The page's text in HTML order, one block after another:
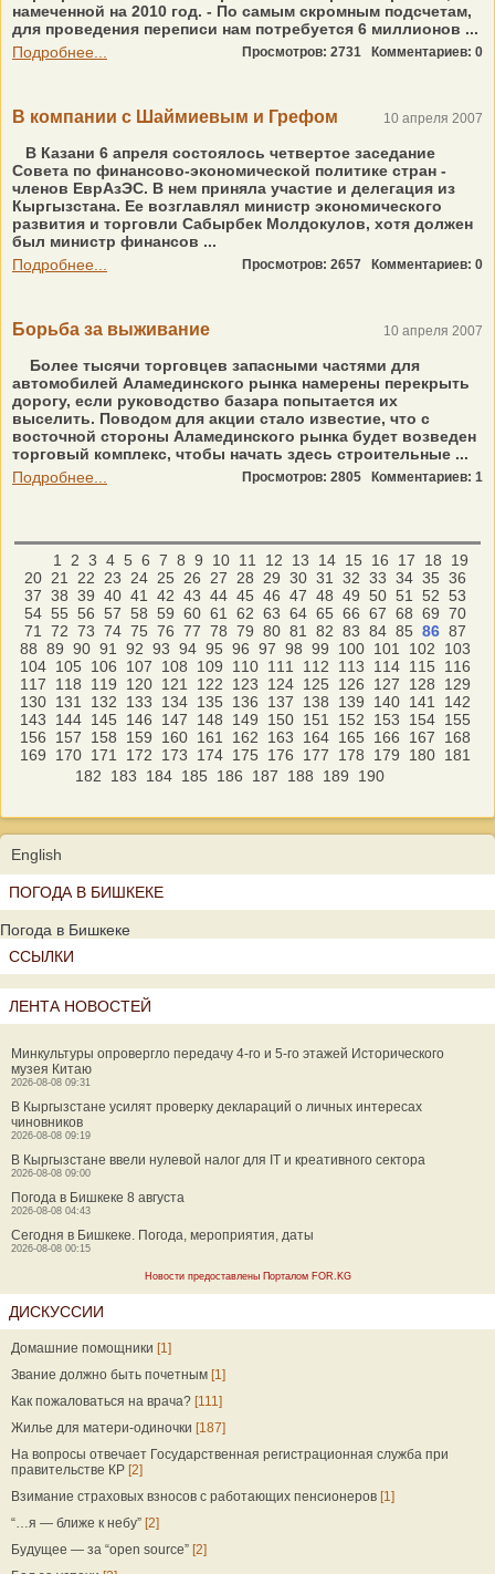
намеченной на 2010 год. - По самым скромным подсчетам,
для проведения переписи нам потребуется 6 миллионов ...
Подробнее...
Просмотров: 2731 Комментариев: 0
В компании с Шаймиевым и Грефом 10 апреля 2007
В Казани 6 апреля состоялось четвертое заседание
Совета по финансово-экономической политике стран -
членов ЕврАзЭС. В нем приняла участие и делегация из
Кыргызстана. Ее возглавлял министр экономического
развития и торговли Сабырбек Молдокулов, хотя должен
был министр финансов ...
Подробнее...
Просмотров: 2657 Комментариев: 0
Борьба за выживание 10 апреля 2007
Более тысячи торговцев запасными частями для
автомобилей Аламединского рынка намерены перекрыть
дорогу, если руководство базара попытается их
выселить. Поводом для акции стало известие, что с
восточной стороны Аламединского рынка будет возведен
торговый комплекс, чтобы начать здесь строительные ...
Подробнее...
Просмотров: 2805 Комментариев: 1
1 2 3 4 5 6 7 8 9 10 11 12 13 14 15 16 17 18
19
20 21 22 23 24 25 26 27 28 29 30 31 32 33 34 35 36
37 38 39 40 41 42 43 44 45 46 47 48 49 50 51 52 53
54 55 56 57 58 59 60 61 62 63 64 65 66 67 68 69 70
71
72 73 74 75 76 77 78 79 80 81 82 83 84 85 86 87
88 89 90 91 92 93 94 95 96 97 98 99 100 101 102
103
104 105 106 107 108 109 110 111 112 113 114 115
116
117
118 119 120 121 122 123 124 125 126 127 128
129
130 131 132 133 134 135 136 137 138 139 140 141
142
143
144 145 146 147 148 149 150 151 152 153 154 155
156
157 158 159 160 161 162 163 164 165 166 167
168
169
170 171 172 173 174 175 176 177 178 179 180 181
182
183 184 185 186 187 188 189 190
English
ПОГОДА В БИШКЕКЕ
Погода в Бишкеке
ССЫЛКИ
ЛЕНТА НОВОСТЕЙ
Минкультуры опровергло передачу 4-го и 5-го этажей Исторического
музея Китаю
2026-08-08 09:31
В Кыргызстане усилят проверку деклараций о личных интересах
чиновников
2026-08-08 09:19
В Кыргызстане ввели нулевой налог для IT и креативного сектора
2026-08-08 09:00
Погода в Бишкеке 8 августа
2026-08-08 04:43
Сегодня в Бишкеке. Погода, мероприятия, даты
2026-08-08 00:15
Новости предоставлены Порталом FOR.KG
ДИСКУССИИ
Домашние помощники [1]
Звание должно быть почетным [1]
Как пожаловаться на врача? [111]
Жилье для матери-одиночки [187]
На вопросы отвечает Государственная регистрационная служба при
правительстве КР [2]
Взимание страховых взносов с работающих пенсионеров [1]
“…я — ближе к небу” [2]
Будущее — за “open source” [2]